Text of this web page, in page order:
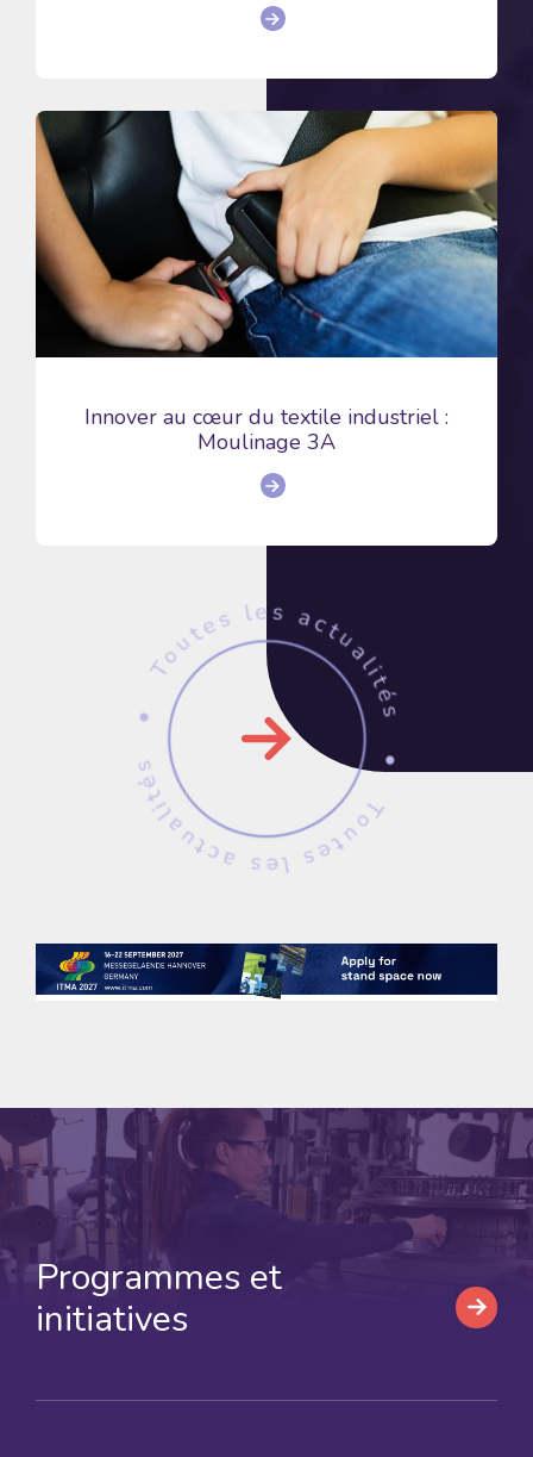
Innover au cœur du textile industriel :
Moulinage 3A
Programmes et
initiatives